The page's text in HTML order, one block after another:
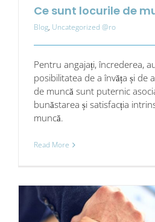
Ce sunt locurile de
Blog, Uncategorized @ro
Pentru angajați, încrederea,
posibilitatea de a învăța și de
de muncă sunt puternic
bunăstarea și satisfacția
muncă.
Read More